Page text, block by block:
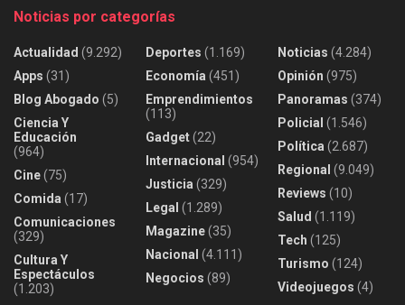
Noticias por categorías
Actualidad (9.292)
Apps (31)
Blog Abogado (5)
Ciencia Y
Educación
(964)
Cine(75)
Comida (17)
Comunicaciones
(329)
Cultura Y
Espectáculos
(1.203)
Deportes (1.169)
Economía (451)
Emprendimientos
(113)
Gadget(22)
Internacional (954)
Justicia (329)
Legal (1.289)
Magazine(35)
Nacional (4.111)
Negocios (89)
Noticias (4.284)
Opinión (975)
Panoramas (374)
Policial (1.546)
Política (2.687)
Regional (9.049)
Reviews (10)
Salud (1.119)
Tech (125)
Turismo (124)
Videojuegos (4)